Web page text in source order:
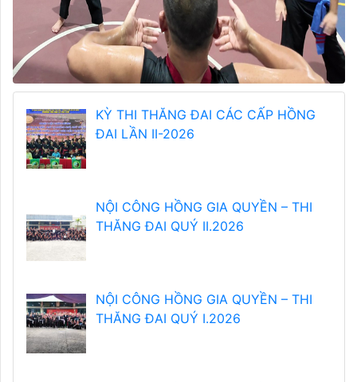
KỲ THI THĂNG ĐAI CÁC CẤP HỒNG
ĐAI LẦN II-2026
NỘI CÔNG HỒNG GIA QUYỀN – THI
THĂNG ĐAI QUÝ II.2026
NỘI CÔNG HỒNG GIA QUYỀN – THI
THĂNG ĐAI QUÝ I.2026